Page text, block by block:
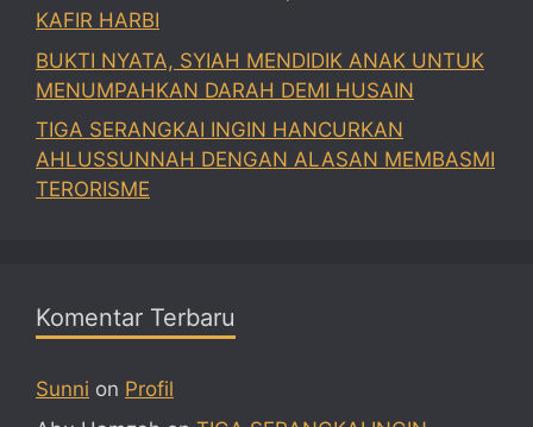
KAFIR HARBI
BUKTI NYATA, SYIAH MENDIDIK ANAK UNTUK
MENUMPAHKAN DARAH DEMI HUSAIN
TIGA SERANGKAI INGIN HANCURKAN
AHLUSSUNNAH DENGAN ALASAN MEMBASMI
TERORISME
Komentar Terbaru
Sunni on Profil